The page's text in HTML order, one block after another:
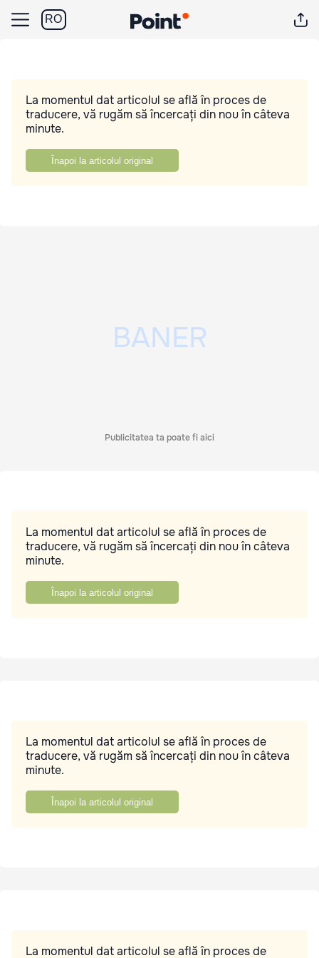
RO
La momentul dat articolul se află în proces de
traducere, vă rugăm să încercați din nou în câteva
minute.
Înapoi la articolul original
Publicitatea ta poate fi aici
La momentul dat articolul se află în proces de
traducere, vă rugăm să încercați din nou în câteva
minute.
Înapoi la articolul original
La momentul dat articolul se află în proces de
traducere, vă rugăm să încercați din nou în câteva
minute.
Înapoi la articolul original
La momentul dat articolul se află în proces de